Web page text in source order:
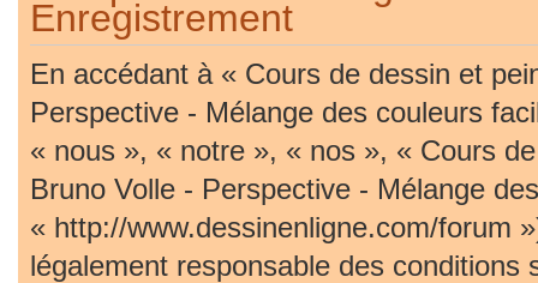
Enregistrement
En accédant à « Cours de dessin et
Perspective - Mélange des couleurs
« nous », « notre », « nos », « Cours
Bruno Volle - Perspective - Mélange
« http://www.dessinenligne.com/forum
légalement responsable des conditions